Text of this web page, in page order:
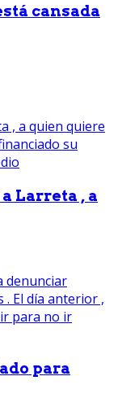
cansada
Larreta , a
para